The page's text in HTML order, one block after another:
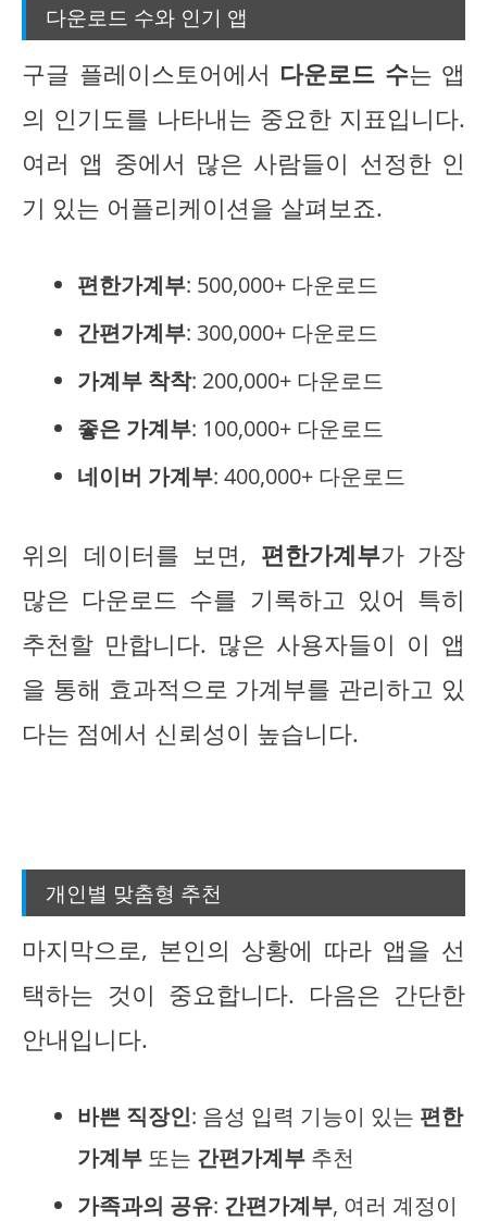
다운로드 수와 인기 앱
구글 플레이스토어에서 다운로드 수는 앱
의 인기도를 나타내는 중요한 지표입니다.
여러 앱 중에서 많은 사람들이 선정한 인
기 있는 어플리케이션을 살펴보죠.
편한가계부: 500,000+ 다운로드
간편가계부: 300,000+ 다운로드
가계부 착착: 200,000+ 다운로드
좋은 가계부: 100,000+ 다운로드
네이버 가계부: 400,000+ 다운로드
위의 데이터를 보면, 편한가계부가 가장
많은 다운로드 수를 기록하고 있어 특히
추천할 만합니다. 많은 사용자들이 이 앱
을 통해 효과적으로 가계부를 관리하고 있
다는 점에서 신뢰성이 높습니다.
개인별 맞춤형 추천
마지막으로, 본인의 상황에 따라 앱을 선
택하는 것이 중요합니다. 다음은 간단한
안내입니다.
바쁜 직장인: 음성 입력 기능이 있는 편한
가계부 또는 간편가계부 추천
가족과의 공유: 간편가계부, 여러 계정이